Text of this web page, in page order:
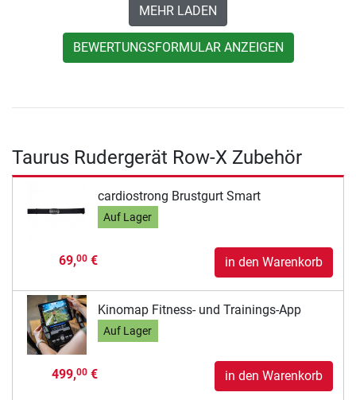
MEHR LADEN
BEWERTUNGSFORMULAR ANZEIGEN
Taurus Rudergerät Row-X Zubehör
cardiostrong Brustgurt Smart
Auf Lager
69,00€ in den Warenkorb
Kinomap Fitness- und Trainings-App
Auf Lager
499,00€ in den Warenkorb